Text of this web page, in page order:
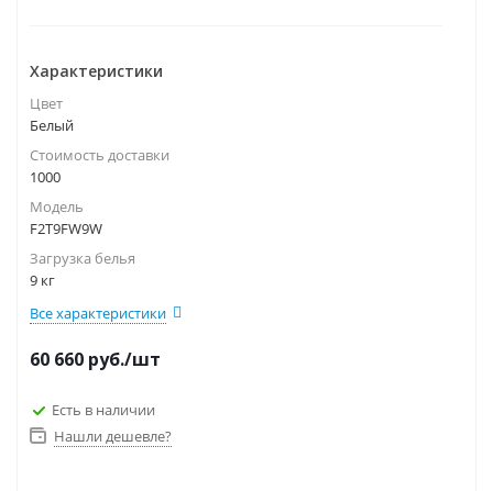
Характеристики
Цвет
Белый
Стоимость доставки
1000
Модель
F2T9FW9W
Загрузка белья
9 кг
Все характеристики
60 660 руб./шт
Есть в наличии
Нашли дешевле?